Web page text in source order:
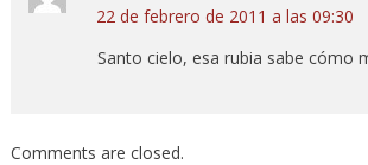
22 de febrero de 2011 a las 09:30
Santo cielo, esa rubia sabe cómo
Comments are closed.